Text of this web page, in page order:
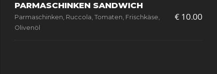
PARMASCHINKEN SANDWICH
Parmaschinken, Ruccola, Tomaten, Frischkäse,
Olivenöl
€ 10.00